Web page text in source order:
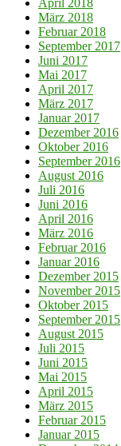
März 2018
Februar 2018
September 2017
Juni 2017
Mai 2017
April 2017
März 2017
Januar 2017
Dezember 2016
Oktober 2016
September 2016
August 2016
Juli 2016
Juni 2016
April 2016
März 2016
Februar 2016
Januar 2016
Dezember 2015
November 2015
Oktober 2015
September 2015
August 2015
Juli 2015
Juni 2015
Mai 2015
April 2015
März 2015
Februar 2015
Januar 2015